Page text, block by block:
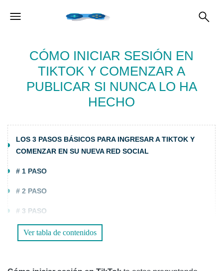
CÓMO INICIAR SESIÓN EN
TIKTOK Y COMENZAR A
PUBLICAR SI NUNCA LO HA
HECHO
LOS 3 PASOS BÁSICOS PARA INGRESAR A TIKTOK Y
COMENZAR EN SU NUEVA RED SOCIAL
# 1 PASO
# 2 PASO
# 3 PASO
CÓMO INICIAR SESIÓN EN TIKTOK POR TELÉFONO O
CORREO ELECTRÓNICO
Ver tabla de contenidos